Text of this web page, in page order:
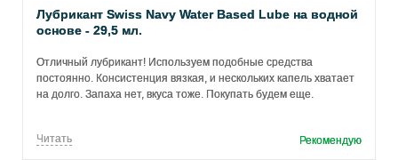
Лубрикант Swiss Navy Water Based Lube на водной
основе - 29,5 мл.
Отличный лубрикант! Используем подобные средства
постоянно. Консистенция вязкая, и нескольких капель хватает
на долго. Запаха нет, вкуса тоже. Покупать будем еще.
Читать Рекомендую